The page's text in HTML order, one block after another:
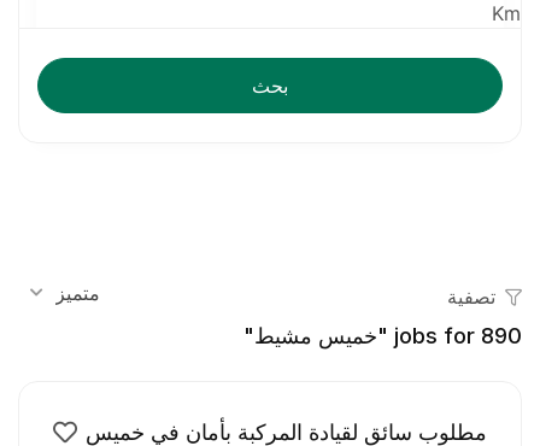
Km
بحث
تصفية متميز
890
مطلوب سائق لقيادة المركبة بأمان في خميس